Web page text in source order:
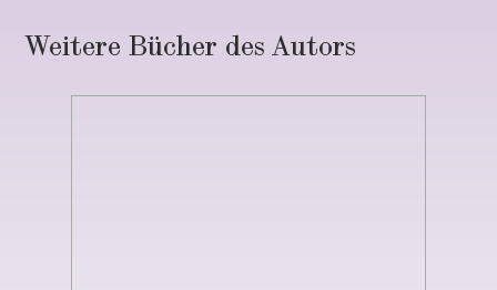
Weitere Bücher des Autors